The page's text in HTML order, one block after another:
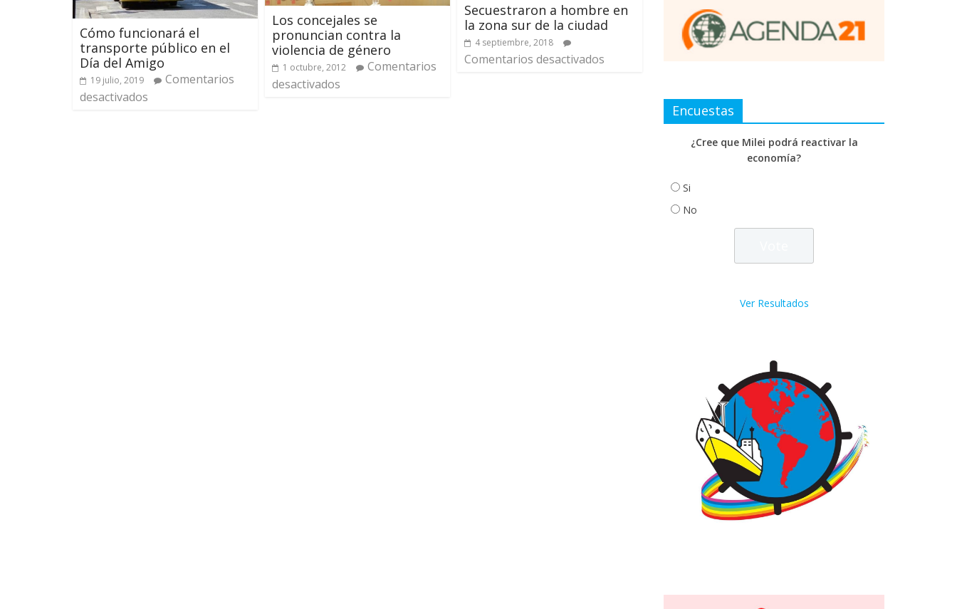
Cómo funcionará el
transporte público en el
Día del Amigo
19 julio, 2019
Comentarios
desactivados
Los concejales se
pronuncian contra la
violencia de género
1 octubre, 2012
Comentarios
desactivados
Secuestraron a hombre en
la zona sur de la ciudad
4 septiembre, 2018
Comentarios desactivados
Encuestas
¿Cree que Milei podrá reactivar la
economía?
Si
No
Ver Resultados